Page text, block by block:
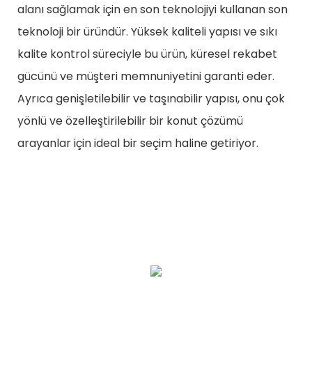
alanı sağlamak için en son teknolojiyi kullanan son
teknoloji bir üründür. Yüksek kaliteli yapısı ve sıkı
kalite kontrol süreciyle bu ürün, küresel rekabet
gücünü ve müşteri memnuniyetini garanti eder.
Ayrıca genişletilebilir ve taşınabilir yapısı, onu çok
yönlü ve özelleştirilebilir bir konut çözümü
arayanlar için ideal bir seçim haline getiriyor.